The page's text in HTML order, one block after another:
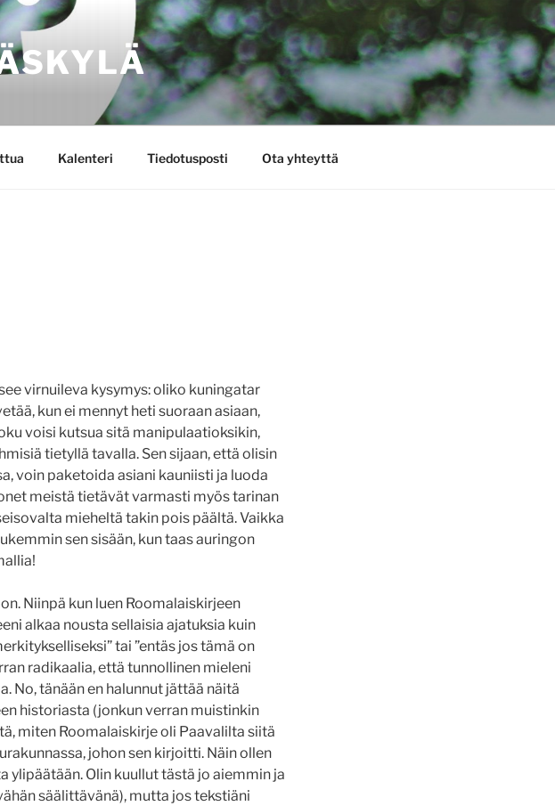
Kalenteri Tiedotusposti Ota yhteyttä
virnuileva kysymys: oliko kuningatar
kun ei mennyt heti suoraan asiaan,
voisi kutsua sitä manipulaatioksikin,
tietyllä tavalla. Sen sijaan, että olisin
voin paketoida asiani kauniisti ja luoda
meistä tietävät varmasti myös tarinan
mieheltä takin pois päältä. Vaikka
sen sisään, kun taas auringon
Niinpä kun luen Roomalaiskirjeen
alkaa nousta sellaisia ajatuksia kuin
tai ”entäs jos tämä on
radikaalia, että tunnollinen mieleni
No, tänään en halunnut jättää näitä
historiasta (jonkun verran muistinkin
miten Roomalaiskirje oli Paavalilta siitä
johon sen kirjoitti. Näin ollen
Olin kuullut tästä jo aiemmin ja
säälittävänä), mutta jos tekstiäni